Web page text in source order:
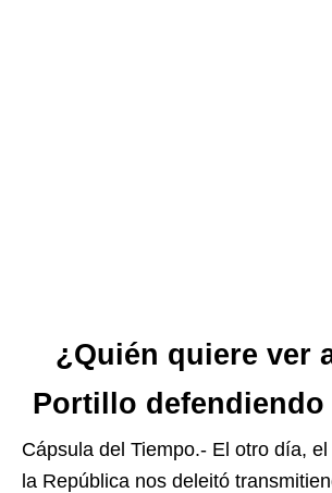
¿Quién quiere ver
Portillo defendiendo
Cápsula del Tiempo.- El otro día,
la República nos deleitó